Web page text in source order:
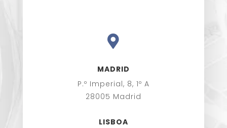

MADRID
P.º Imperial, 8, 1º A
28005 Madrid
LISBOA